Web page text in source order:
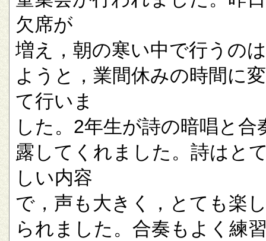
欠席が
増え，朝の寒い中で行うの
ようと，業間休みの時間に
て行いま
した。2年生が詩の暗唱と合
露してくれました。詩はと
しい内容
で，声も大きく，とても楽
られました。合奏もよく練